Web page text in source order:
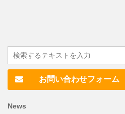
お問い合わせフォーム
News